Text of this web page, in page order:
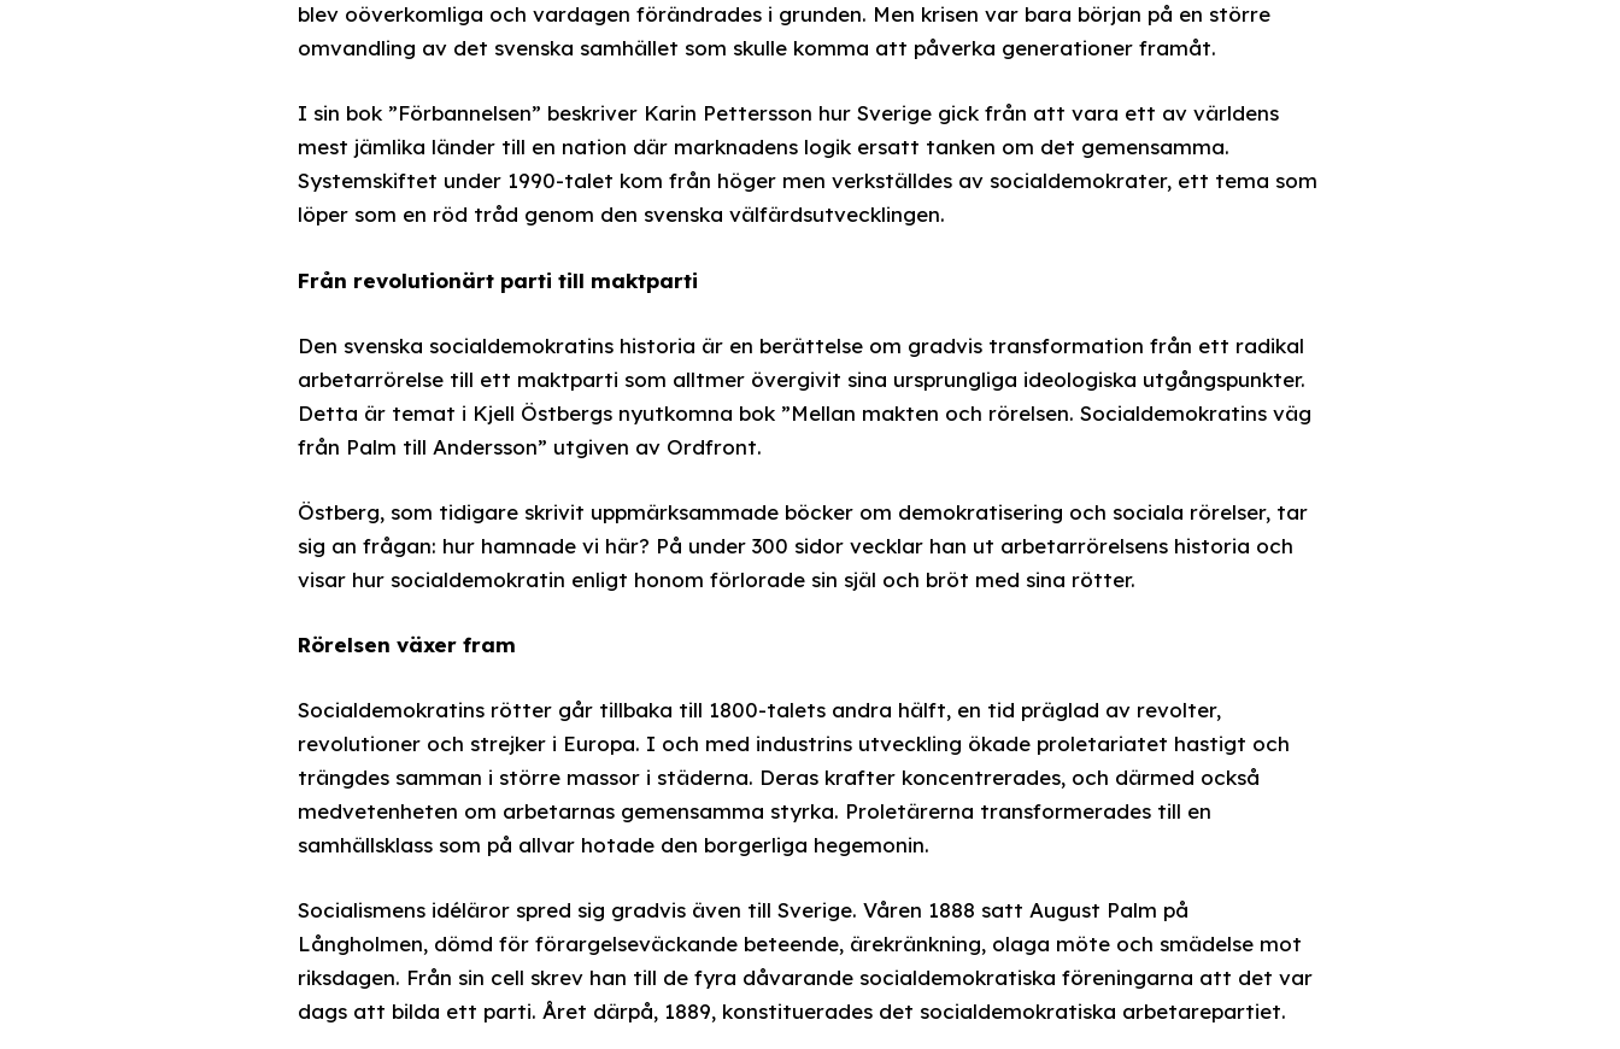
blev oöverkomliga och vardagen förändrades i grunden. Men krisen var bara början på en större
omvandling av det svenska samhället som skulle komma att påverka generationer framåt.
I sin bok ”Förbannelsen” beskriver Karin Pettersson hur Sverige gick från att vara ett av världens
mest jämlika länder till en nation där marknadens logik ersatt tanken om det gemensamma.
Systemskiftet under 1990-talet kom från höger men verkställdes av socialdemokrater, ett tema som
löper som en röd tråd genom den svenska välfärdsutvecklingen.
Från revolutionärt parti till maktparti
Den svenska socialdemokratins historia är en berättelse om gradvis transformation från ett radikal
arbetarrörelse till ett maktparti som alltmer övergivit sina ursprungliga ideologiska utgångspunkter.
Detta är temat i Kjell Östbergs nyutkomna bok ”Mellan makten och rörelsen. Socialdemokratins väg
från Palm till Andersson” utgiven av Ordfront.
Östberg, som tidigare skrivit uppmärksammade böcker om demokratisering och sociala rörelser, tar
sig an frågan: hur hamnade vi här? På under 300 sidor vecklar han ut arbetarrörelsens historia och
visar hur socialdemokratin enligt honom förlorade sin själ och bröt med sina rötter.
Rörelsen växer fram
Socialdemokratins rötter går tillbaka till 1800-talets andra hälft, en tid präglad av revolter,
revolutioner och strejker i Europa. I och med industrins utveckling ökade proletariatet hastigt och
trängdes samman i större massor i städerna. Deras krafter koncentrerades, och därmed också
medvetenheten om arbetarnas gemensamma styrka. Proletärerna transformerades till en
samhällsklass som på allvar hotade den borgerliga hegemonin.
Socialismens idéläror spred sig gradvis även till Sverige. Våren 1888 satt August Palm på
Långholmen, dömd för förargelseväckande beteende, ärekränkning, olaga möte och smädelse mot
riksdagen. Från sin cell skrev han till de fyra dåvarande socialdemokratiska föreningarna att det var
dags att bilda ett parti. Året därpå, 1889, konstituerades det socialdemokratiska arbetarepartiet.